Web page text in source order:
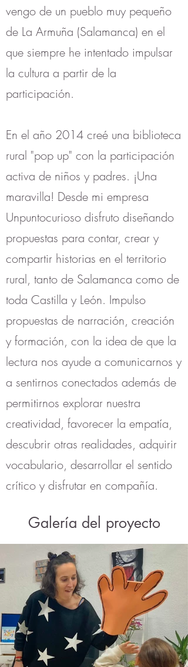
vengo de un pueblo muy pequeño
de La Armuña (Salamanca) en el
que siempre he intentado impulsar
la cultura a partir de la
participación.
En el año 2014 creé una biblioteca
rural "pop up" con la participación
activa de niños y padres. ¡Una
maravilla! Desde mi empresa
Unpuntocurioso disfruto diseñando
propuestas para contar, crear y
compartir historias en el territorio
rural, tanto de Salamanca como de
toda Castilla y León. Impulso
propuestas de narración, creación
y formación, con la idea de que la
lectura nos ayude a comunicarnos y
a sentirnos conectados además de
permitirnos explorar nuestra
creatividad, favorecer la empatía,
descubrir otras realidades, adquirir
vocabulario, desarrollar el sentido
crítico y disfrutar en compañía.
Galería del proyecto